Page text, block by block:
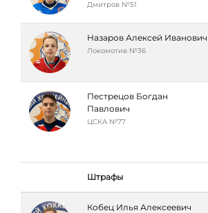
Дмитров №51
Назаров Алексей Иванович
Локомотив №36
Пестрецов Богдан
Павлович
ЦСКА №77
Штрафы
Кобец Илья Алексеевич